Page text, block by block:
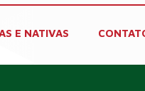
E NATIVAS